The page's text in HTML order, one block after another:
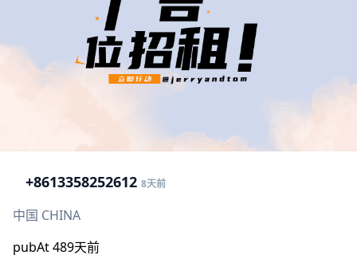
+8613358252612 8天前
中国 CHINA
pubAt 489天前